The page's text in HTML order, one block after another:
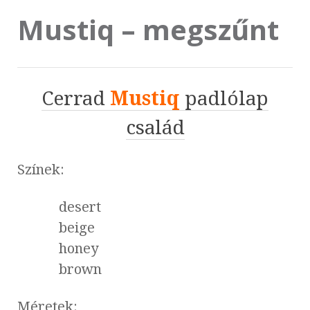
Mustiq – megszűnt
Cerrad Mustiq padlólap
család
Színek:
desert
beige
honey
brown